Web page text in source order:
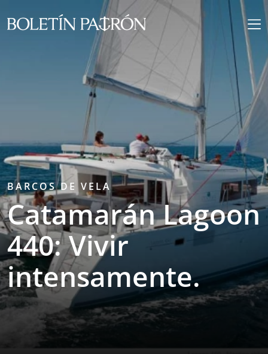
BARCOS DE VELA
Catamarán Lagoon
440: Vivir
intensamente.